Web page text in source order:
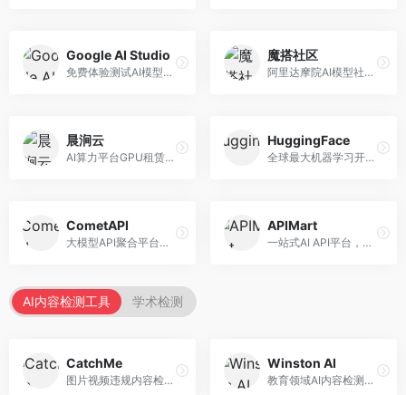
Google AI Studio
免费体验测试AI模型的平台，深度整合Google生态。面向开发者和研究者，提供Gemini模型体验、API密钥管理、提示词测试等服务，免费使用。
魔搭社区
阿里达摩院AI模型社区，专注于中文AI生态。面向中文开发者，提供开源模型、数据集、开发工具等资源，中文模型丰富。
晨涧云
AI算力平台GPU租赁服务，专注于弹性算力。面向开发者和研究者，提供GPU租赁、弹性调度、成本优化等服务，算力灵活。
HuggingFace
全球最大机器学习开源社区，整合模型库与开发工具。面向AI研究者和开发者，提供开源模型、数据集、开发工具等资源，开源生态最完善。
CometAPI
大模型API聚合平台，整合多种AI模型服务。面向开发者，提供统一接口、模型切换、监控分析等服务，API管理便捷。
APIMart
一站式AI API平台，整合多种AI服务。面向开发者，提供模型API、图像处理、语音识别等服务，API种类丰富。
AI内容检测工具 学术检测
CatchMe
图片视频违规内容检测平台，专注于视觉内容安全。面向内容平台，提供图片审核、视频审核、直播监控等服务，视觉检测专业。
Winston AI
教育领域AI内容检测平台，专注于学术诚信。面向教育机构，提供AI内容检测、抄袭检测、报告生成等服务，教育适配性强。